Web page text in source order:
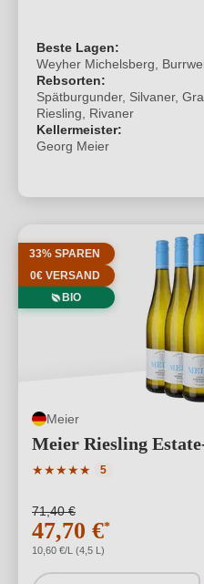
Beste Lagen:
Weyher Michelsberg,
Rebsorten:
Spätburgunder, Silvaner,
Riesling, Rivaner
Kellermeister:
Georg Meier
33% SPAREN
0€ VERSAND
BIO
Meier
Meier Riesling
★★★★★
Durchschnittliche
5
71,40 €
47,70 €*
10,60 €/L (4,5 L)